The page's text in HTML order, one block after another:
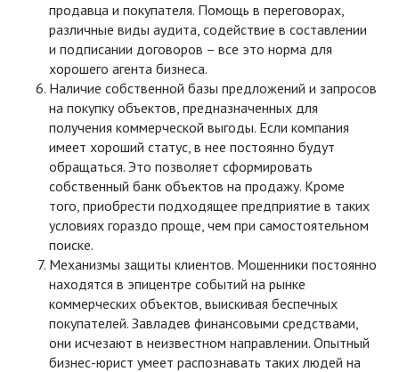
продавца и покупателя. Помощь в переговорах,
различные виды аудита, содействие в составлении
и подписании договоров – все это норма для
хорошего агента бизнеса.
Наличие собственной базы предложений и запросов
на покупку объектов, предназначенных для
получения коммерческой выгоды. Если компания
имеет хороший статус, в нее постоянно будут
обращаться. Это позволяет сформировать
собственный банк объектов на продажу. Кроме
того, приобрести подходящее предприятие в таких
условиях гораздо проще, чем при самостоятельном
поиске.
Механизмы защиты клиентов. Мошенники постоянно
находятся в эпицентре событий на рынке
коммерческих объектов, выискивая беспечных
покупателей. Завладев финансовыми средствами,
они исчезают в неизвестном направлении. Опытный
бизнес-юрист умеет распознавать таких людей на